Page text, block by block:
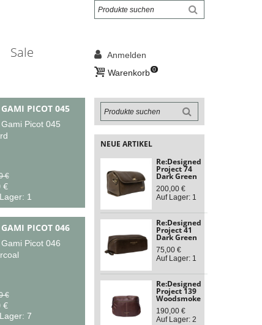
Sale
Anmelden
Warenkorb 0
PICOT 045
Picot 045
€
€
1
PICOT 046
Picot 046
€
€
7
NEUE ARTIKEL
Re:Designed
Project 74
Dark Green
200,00 €
Auf Lager: 1
Re:Designed
Project 41
Dark Green
75,00 €
Auf Lager: 1
Re:Designed
Project 139
Woodsmoke
190,00 €
Auf Lager: 2